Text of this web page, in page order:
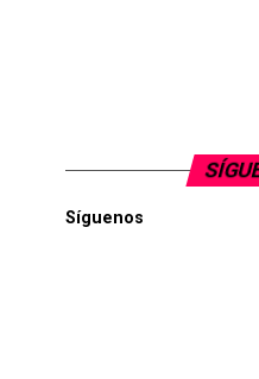
Síguenos